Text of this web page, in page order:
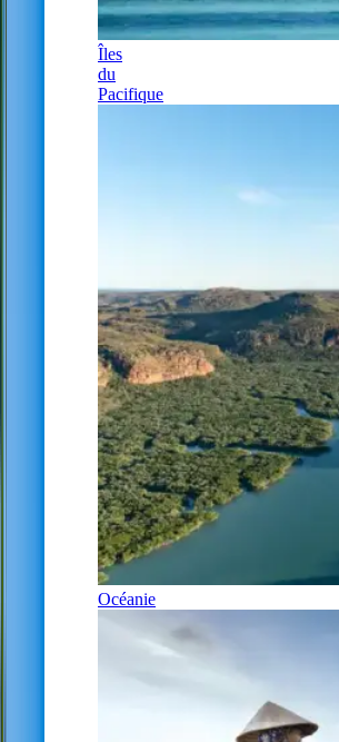
Îles
du
Pacifique
Océanie